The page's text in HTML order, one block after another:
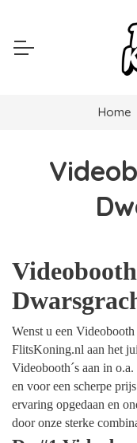
Home
Wenst u een
FlitsKoning.nl aan het
Videobooth´s aan in
en voor een scherpe
ervaring opgedaan en
door onze sterke